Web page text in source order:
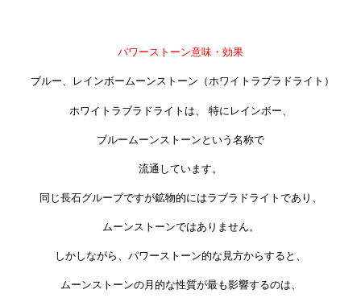
パワーストーン意味・効果
ブルー、レインボームーンストーン（ホワイトラブラドライト）
ホワイトラブラドライトは、 特にレインボー、
ブルームーンストーンという名称で
流通しています。
同じ長石グループですが鉱物的にはラブラドライトであり、
ムーンストーンではありません。
しかしながら、パワーストーン的な見方からすると、
ムーンストーンの月的な性質が最も影響するのは、